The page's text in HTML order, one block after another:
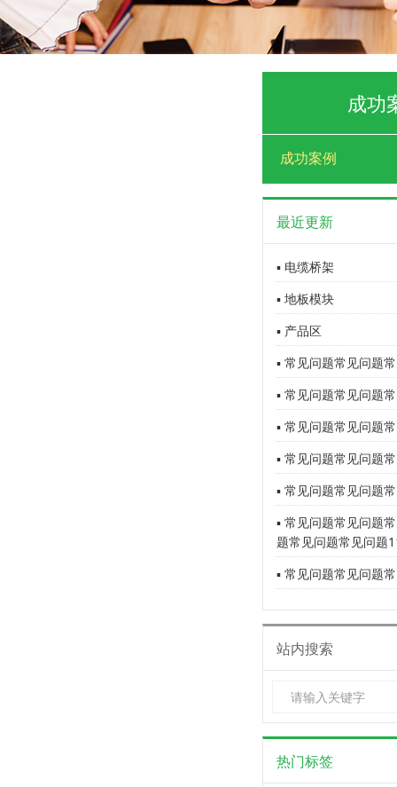
成功
成功案例
最近更新
▪ 电缆桥架
▪ 地板模块
▪ 产品区
▪ 常见问题常见问题
▪ 常见问题常见问题
▪ 常见问题常见问题
▪ 常见问题常见问题
▪ 常见问题常见问题
▪ 常见问题常见问题
题常见问题常见问题
▪ 常见问题常见问题
站内搜索
热门标签